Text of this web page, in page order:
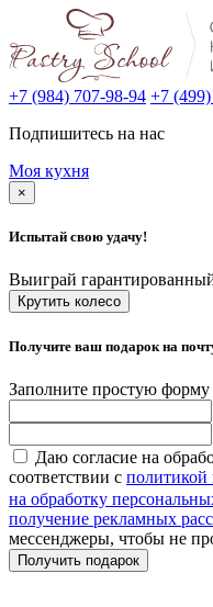
+7 (984) 707-98-94 +7
Подпишитесь на нас
Моя кухня
×
Испытай свою удачу!
Выиграй
Крутить колесо
Получите ваш подарок на
Заполните простую форму
Даю согласие на
соответствии с политикой
на обработку
получение рекламных
мессенджеры, чтобы не
Получить подарок